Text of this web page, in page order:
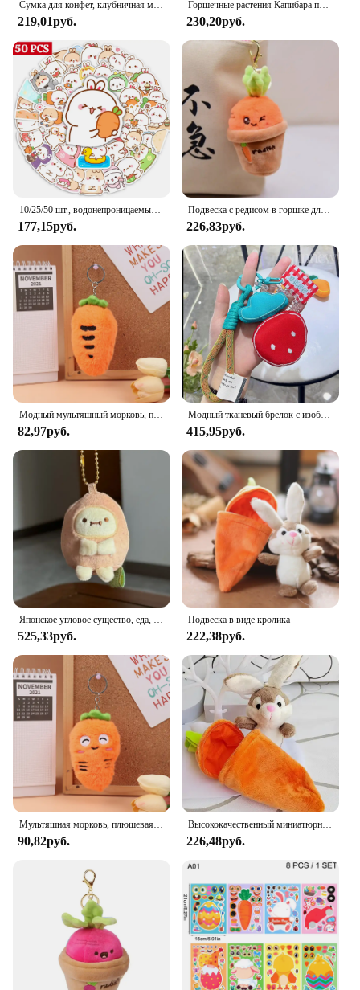
Сумка для конфет, клубничная морковь, детская плюшевая сумка-мессенджер, милые фруктовые плюшевые сумки на плечо, мини-сумка для телефона, сумка через плечо, школьная сумка
219,01руб.
Горшечные растения Капибара плюшевый кулон клубника морковь капибара плюшевый брелок забавная милая капибара плюшевая кукла для девочек
230,20руб.
10/25/50 шт., водонепроницаемые наклейки для ноутбука, гитары, скейтборда
177,15руб.
Подвеска с редисом в горшке для девочек, подарок, автомобильный аксессуар, брелок для ключей в корейском стиле, брелок для ключей от автомобиля, выдвижной морковный брелок для ключей, подвеска для сумки
226,83руб.
Модный мультяшный морковь, плюшевая игрушка, брелок, милая мягкая кукла, кулон, автомобильный брелок для ключей, рюкзак, сумка, декор, подарок для ребенка
82,97руб.
Модный тканевый брелок с изображением фруктов, прекрасный плюшевый брелок для ключей в виде клубники, моркови, тканевый автомобильный брелок для ключей, подвеска для сумки, безделушка, подарок для девочек
415,95руб.
Японское угловое существо, еда, королевство, морковь, лук, жареные креветки, животное, овощная плюшевая кукла, кулон, кукла, подарок на день рождения для девочки
525,33руб.
Подвеска в виде кролика
222,38руб.
Мультяшная морковь, плюшевая игрушка, брелок, милая мягкая кукла, кулон, автомобильный брелок для ключей, рюкзак, сумка, декор, подарок для ребенка
90,82руб.
Высококачественный миниатюрный милый кролик в моркови, искусственное аниме, коричневый, виловый кролик, подвеска, мягкая кукла, подарок, кавайная кукла
226,48руб.